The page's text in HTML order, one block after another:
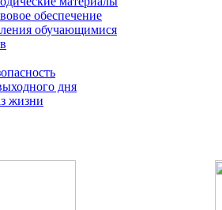
обеспечение
обучающимися
дня
жизни